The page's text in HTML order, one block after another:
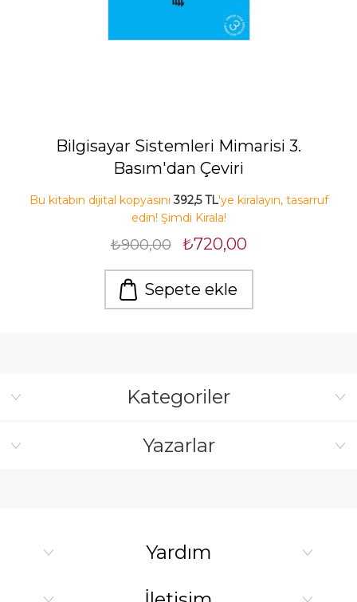
Bilgisayar Sistemleri Mimarisi 3.
Basım'dan Çeviri
Bu kitabın dijital kopyasını392,5 TL'ye kiralayın, tasarruf
edin! Şimdi Kirala!
₺900,00 ₺720,00
Sepete ekle
Kategoriler
Yazarlar
Yardım